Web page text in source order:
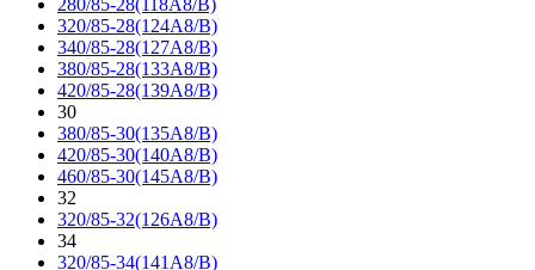
280/85-28(118A8/B)
320/85-28(124A8/B)
340/85-28(127A8/B)
380/85-28(133A8/B)
420/85-28(139A8/B)
30
380/85-30(135A8/B)
420/85-30(140A8/B)
460/85-30(145A8/B)
32
320/85-32(126A8/B)
34
320/85-34(141A8/B)